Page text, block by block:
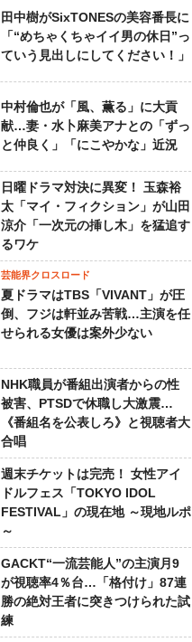
田中樹がSixTONESの美容番長に
「“めちゃくちゃイイ男の休日”っ
ていう見出しにしてください！」
中村倫也が「風、薫る」に大貢
献…妻・水卜麻美アナとの「ずっ
と仲良く」「にこやかな」近況
日曜ドラマ対決に異変！ 玉森裕
太「マイ・フィクション」が山田
涼介「一次元の挿し木」を猛追す
るワケ
芸能界クロスロード
夏ドラマはTBS「VIVANT」が圧
倒、フジは軒並み苦戦…主演を任
せられる女優は案外少ない
NHK職員が番組出演者からの性
被害、PTSDで休職し大激震…
《番組名を公表しろ》と視聴者大
合唱
週末チケットは完売！ 女性アイ
ドルフェス「TOKYO IDOL
FESTIVAL」の現在地 ～現地ルポ
～
GACKT“一流芸能人”の主演月9
が視聴率4％台…「格付け」87連
勝の絶対王者に突きつけられた試
練